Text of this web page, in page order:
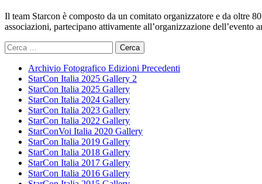
Il team Starcon è composto da un comitato organizzatore e da oltre
associazioni, partecipano attivamente all’organizzazione
Ricerca
per:
Archivio Fotografico Edizioni Precedenti
StarCon Italia 2025 Gallery 2
StarCon Italia 2025 Gallery
StarCon Italia 2024 Gallery
StarCon Italia 2023 Gallery
StarCon Italia 2022 Gallery
StarConVoi Italia 2020 Gallery
StarCon Italia 2019 Gallery
StarCon Italia 2018 Gallery
StarCon Italia 2017 Gallery
StarCon Italia 2016 Gallery